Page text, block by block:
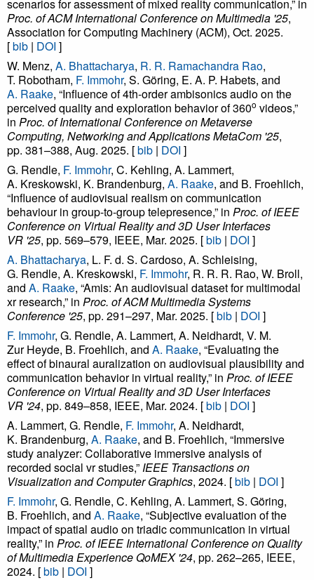
scenarios for assessment of mixed reality communication,” in
Proc. of ACM International Conference on Multimedia '25,
Association for Computing Machinery (ACM), Oct. 2025.
[bib | DOI ]
W. Menz, A. Bhattacharya, R. R. Ramachandra Rao,
T. Robotham, F. Immohr, S. Göring, E. A. P. Habets, and
A. Raake, “Influence of 4th-order ambisonics audio on the
perceived quality and exploration behavior of 360o videos,”
in Proc. of International Conference on Metaverse
Computing, Networking and Applications MetaCom '25,
pp. 381–388, Aug. 2025. [bib | DOI ]
G. Rendle, F. Immohr, C. Kehling, A. Lammert,
A. Kreskowski, K. Brandenburg, A. Raake, and B. Froehlich,
“Influence of audiovisual realism on communication
behaviour in group-to-group telepresence,” in Proc. of IEEE
Conference on Virtual Reality and 3D User Interfaces
VR '25, pp. 569–579, IEEE, Mar. 2025. [bib | DOI ]
A. Bhattacharya, L. F. d. S. Cardoso, A. Schleising,
G. Rendle, A. Kreskowski, F. Immohr, R. R. R. Rao, W. Broll,
and A. Raake, “Amis: An audiovisual dataset for multimodal
xr research,” in Proc. of ACM Multimedia Systems
Conference '25, pp. 291–297, Mar. 2025. [bib | DOI ]
F. Immohr, G. Rendle, A. Lammert, A. Neidhardt, V. M.
Zur Heyde, B. Froehlich, and A. Raake, “Evaluating the
effect of binaural auralization on audiovisual plausibility and
communication behavior in virtual reality,” in Proc. of IEEE
Conference on Virtual Reality and 3D User Interfaces
VR '24, pp. 849–858, IEEE, Mar. 2024. [bib | DOI ]
A. Lammert, G. Rendle, F. Immohr, A. Neidhardt,
K. Brandenburg, A. Raake, and B. Froehlich, “Immersive
study analyzer: Collaborative immersive analysis of
recorded social vr studies,”IEEE Transactions on
Visualization and Computer Graphics, 2024. [bib | DOI ]
F. Immohr, G. Rendle, C. Kehling, A. Lammert, S. Göring,
B. Froehlich, and A. Raake, “Subjective evaluation of the
impact of spatial audio on triadic communication in virtual
reality,” in Proc. of IEEE International Conference on Quality
of Multimedia Experience QoMEX '24, pp. 262–265, IEEE,
2024. [bib | DOI ]